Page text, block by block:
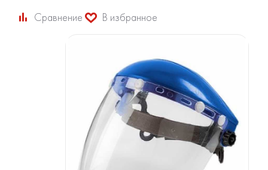
Сравнение В избранное